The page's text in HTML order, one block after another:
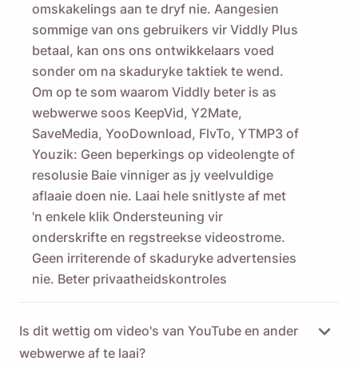
omskakelings aan te dryf nie. Aangesien
sommige van ons gebruikers vir Viddly Plus
betaal, kan ons ons ontwikkelaars voed
sonder om na skaduryke taktiek te wend.
Om op te som waarom Viddly beter is as
webwerwe soos KeepVid, Y2Mate,
SaveMedia, YooDownload, FlvTo, YTMP3 of
Youzik: Geen beperkings op videolengte of
resolusie Baie vinniger as jy veelvuldige
aflaaie doen nie. Laai hele snitlyste af met
'n enkele klik Ondersteuning vir
onderskrifte en regstreekse videostrome.
Geen irriterende of skaduryke advertensies
nie. Beter privaatheidskontroles
Is dit wettig om video's van YouTube en ander
webwerwe af te laai?